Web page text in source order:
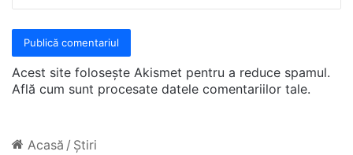
Acest site folosește Akismet pentru a reduce spamul.
Află cum sunt procesate datele comentariilor tale.